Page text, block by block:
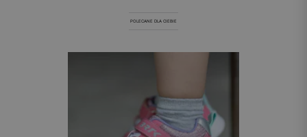
POLECANE DLA CIEBIE